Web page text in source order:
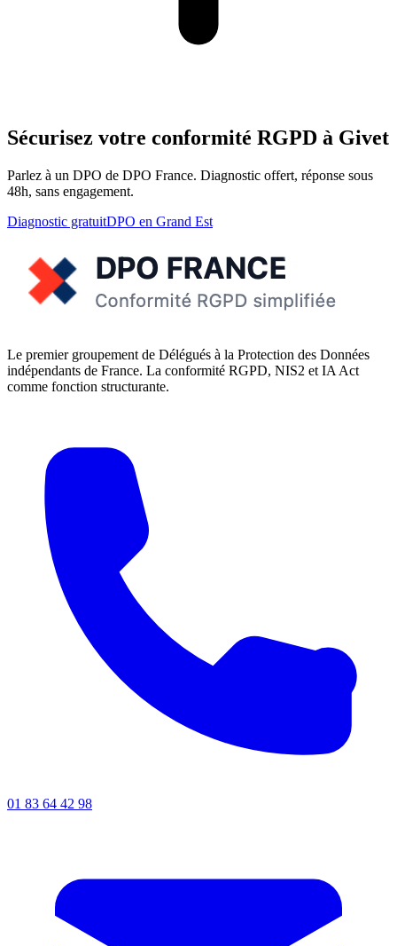
Sécurisez votre conformité RGPD à Givet
Parlez à un DPO de DPO France. Diagnostic offert, réponse sous
48h, sans engagement.
Diagnostic gratuitDPO en Grand Est
Le premier groupement de Délégués à la Protection des Données
indépendants de France. La conformité RGPD, NIS2 et IA Act
comme fonction structurante.
01 83 64 42 98